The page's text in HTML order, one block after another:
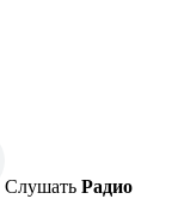
Слушать Радио